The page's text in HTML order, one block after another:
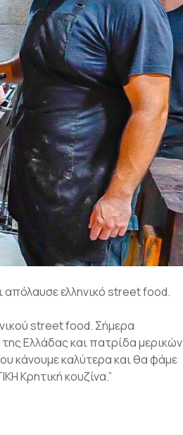
ελληνικό street food.
street food. Σήμερα
Ελλάδας και πατρίδα μερικών
κάνουμε καλύτερα και θα φάμε
Κρητική κουζίνα.”